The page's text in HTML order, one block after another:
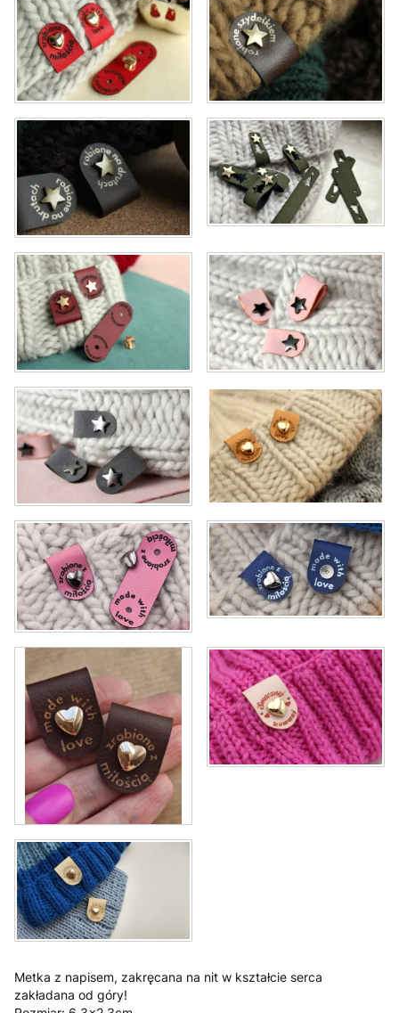
Metka z napisem, zakręcana na nit w kształcie serca
zakładana od góry!